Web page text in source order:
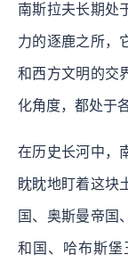
南斯拉夫长期处
力的逐鹿之所，
和西方文明的交
化角度，都处于
在历史长河中，
眈眈地盯着这块
国、奥斯曼帝国
和国、哈布斯